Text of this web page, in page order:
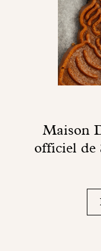
Maison
officiel de